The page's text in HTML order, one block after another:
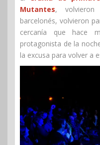
Mutantes,
barcelonés, volvieron
cercanía que hace
protagonista de la
la excusa para volver a